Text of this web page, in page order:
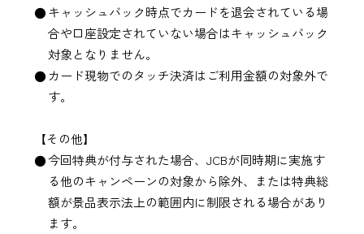
キャッシュバック時点でカードを退会されている場
合や口座設定されていない場合はキャッシュバック
対象となりません。
カード現物でのタッチ決済はご利用金額の対象外で
す。
【その他】
今回特典が付与された場合、JCBが同時期に実施す
る他のキャンペーンの対象から除外、または特典総
額が景品表示法上の範囲内に制限される場合があり
ます。